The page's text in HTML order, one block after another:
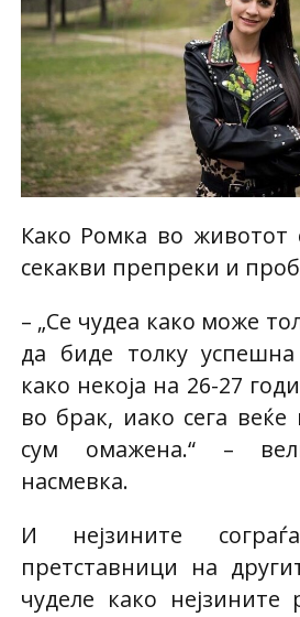
Како Ромка во животот
секакви препреки и
– „Се чудеа како може
да биде толку
како некоја на 26-27
во брак, иако сега веќе
сум омажена.“ –
насмевка.
И нејзините
претставници на
чуделе како нејзините